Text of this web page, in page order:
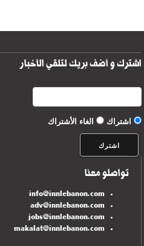
اشترك و أضف بريك لتلقي الأخبار
اشتراك الغاء الأشتراك
تواصلو معنا
info@innlebanon.com
adv@innlebanon.com
jobs@innlebanon.com
makalat@innlebanon.com